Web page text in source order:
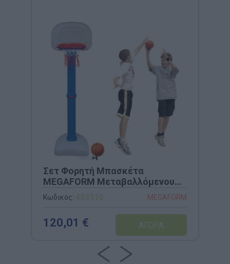
Σετ Φορητή Μπασκέτα
MEGAFORM Μεταβαλλόμενου
Ύψους (100-150cm) – Με Μπάλα
& Τρόμπα
Κωδικός: 403310 MEGAFORM
120,01 €